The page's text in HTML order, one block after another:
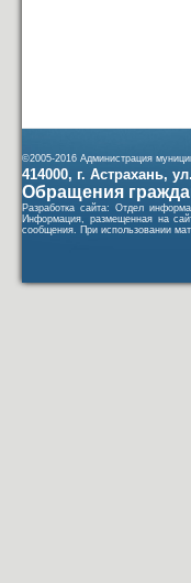
©2005-2016 Администрация
414000, г. Астрахань,
Обращения
Разработка сайта: Отдел
Информация, размещенная на
сообщения. При использовании